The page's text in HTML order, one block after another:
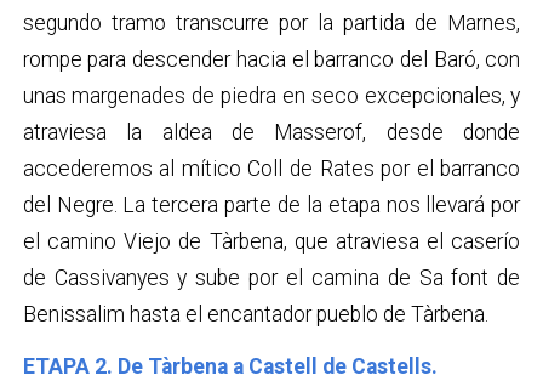
segundo tramo transcurre por la partida de Marnes,
rompe para descender hacia el barranco del Baró, con
unas margenades de piedra en seco excepcionales, y
atraviesa la aldea de Masserof, desde donde
accederemos al mítico Coll de Rates por el barranco
del Negre. La tercera parte de la etapa nos llevará por
el camino Viejo de Tàrbena, que atraviesa el caserío
de Cassivanyes y sube por el camina de Sa font de
Benissalim hasta el encantador pueblo de Tàrbena.
ETAPA 2. De Tàrbena a Castell de Castells.